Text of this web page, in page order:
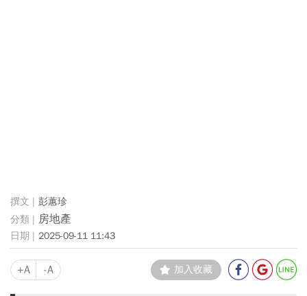
彭蕙珍
房地產
2025-09-11 11:43
+A -A 加入收藏